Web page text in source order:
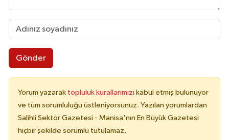
Gönder
Yorum yazarak topluluk kurallarımızı kabul etmiş bulunuyor
ve tüm sorumluluğu üstleniyorsunuz. Yazılan yorumlardan
Salihli Sektör Gazetesi - Manisa'nın En Büyük Gazetesi
hiçbir şekilde sorumlu tutulamaz.